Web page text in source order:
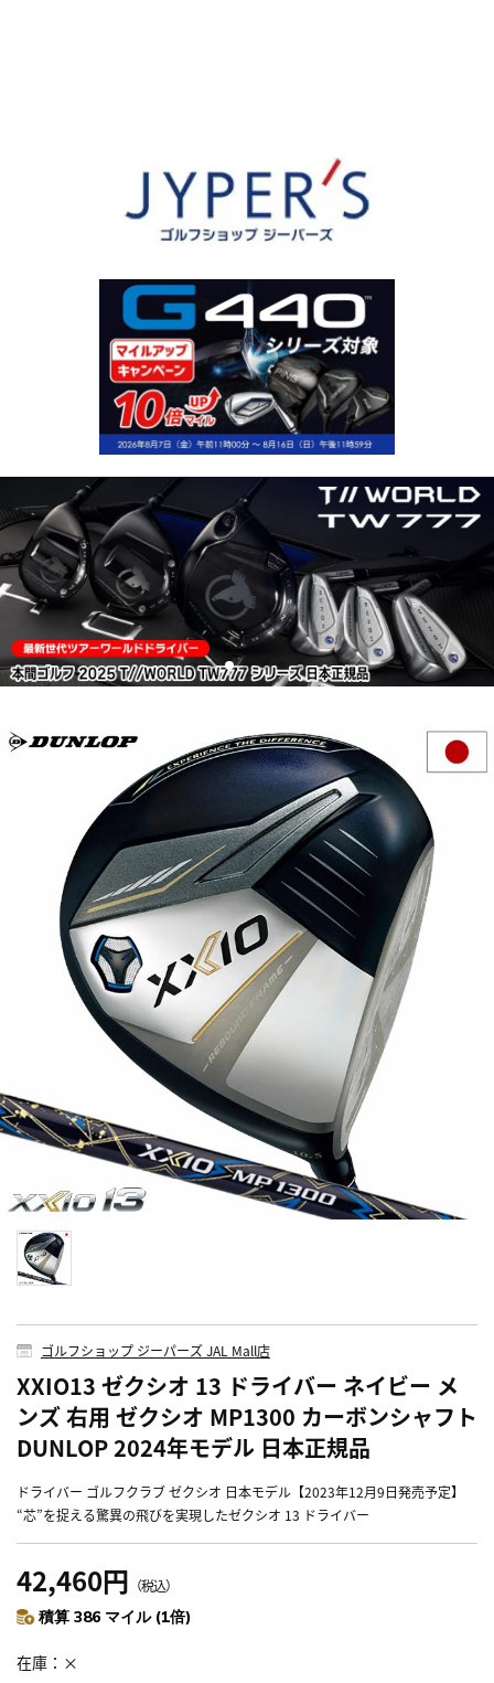
ゴルフショップ ジーパーズ JAL Mall店
XXIO13 ゼクシオ 13 ドライバー ネイビー メ
ンズ 右用 ゼクシオ MP1300 カーボンシャフト
DUNLOP 2024年モデル 日本正規品
ドライバー ゴルフクラブ ゼクシオ 日本モデル【2023年12月9日発売予定】
“芯”を捉える驚異の飛びを実現したゼクシオ 13 ドライバー
42,460円 （税込）
積算 386 マイル (1倍)
在庫 ×